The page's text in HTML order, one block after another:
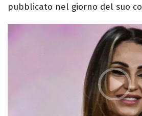
pubblicato nel giorno del suo